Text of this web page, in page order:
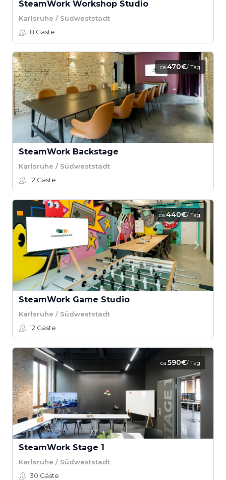
SteamWork Workshop Studio
Karlsruhe / Südweststadt
8 Gäste
ca.470€/ Tag
SteamWork Backstage
Karlsruhe / Südweststadt
12 Gäste
ca.440€/ Tag
SteamWork Game Studio
Karlsruhe / Südweststadt
12 Gäste
ca.590€/ Tag
SteamWork Stage 1
Karlsruhe / Südweststadt
30 Gäste